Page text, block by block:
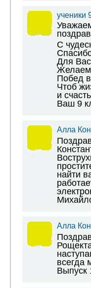
ученики
С
Для
Желаем
Побед
Чтоб
и
Ваш 9
Алла
найти
Алла
всегда
Выпуск